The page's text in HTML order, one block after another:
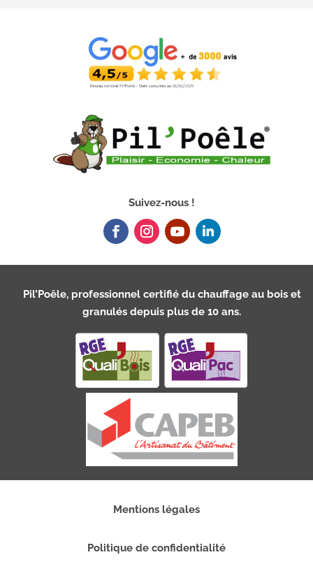
Suivez-nous !
Pil’Poêle, professionnel certifié du chauffage au bois et
granulés depuis plus de 10 ans.
Mentions légales
Politique de confidentialité